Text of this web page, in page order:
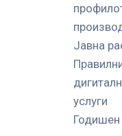
Јавна
услуги
Годишен